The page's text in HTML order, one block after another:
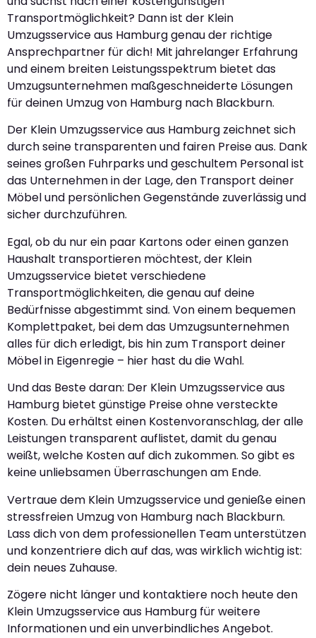
Transportmöglichkeit? Dann ist der Klein
Umzugsservice aus Hamburg genau der richtige
Ansprechpartner für dich! Mit jahrelanger Erfahrung
und einem breiten Leistungsspektrum bietet das
Umzugsunternehmen maßgeschneiderte Lösungen
für deinen Umzug von Hamburg nach Blackburn.
Der Klein Umzugsservice aus Hamburg zeichnet sich
durch seine transparenten und fairen Preise aus. Dank
seines großen Fuhrparks und geschultem Personal ist
das Unternehmen in der Lage, den Transport deiner
Möbel und persönlichen Gegenstände zuverlässig und
sicher durchzuführen.
Egal, ob du nur ein paar Kartons oder einen ganzen
Haushalt transportieren möchtest, der Klein
Umzugsservice bietet verschiedene
Transportmöglichkeiten, die genau auf deine
Bedürfnisse abgestimmt sind. Von einem bequemen
Komplettpaket, bei dem das Umzugsunternehmen
alles für dich erledigt, bis hin zum Transport deiner
Möbel in Eigenregie – hier hast du die Wahl.
Und das Beste daran: Der Klein Umzugsservice aus
Hamburg bietet günstige Preise ohne versteckte
Kosten. Du erhältst einen Kostenvoranschlag, der alle
Leistungen transparent auflistet, damit du genau
weißt, welche Kosten auf dich zukommen. So gibt es
keine unliebsamen Überraschungen am Ende.
Vertraue dem Klein Umzugsservice und genieße einen
stressfreien Umzug von Hamburg nach Blackburn.
Lass dich von dem professionellen Team unterstützen
und konzentriere dich auf das, was wirklich wichtig ist:
dein neues Zuhause.
Zögere nicht länger und kontaktiere noch heute den
Klein Umzugsservice aus Hamburg für weitere
Informationen und ein unverbindliches Angebot.